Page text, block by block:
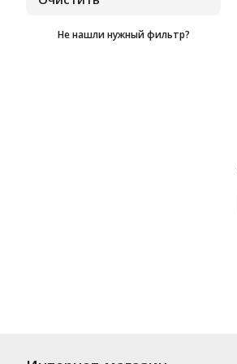
Не нашли нужный фильтр?
Купить